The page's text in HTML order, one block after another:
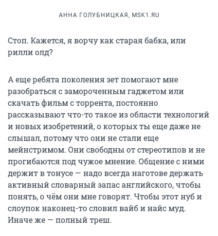
АННА ГОЛУБНИЦКАЯ, MSK1.RU
Стоп. Кажется, я ворчу как старая бабка, или
рилли олд?
А еще ребята поколения зет помогают мне
разобраться с замороченным гаджетом или
скачать фильм с торрента, постоянно
рассказывают что-то такое из области технологий
и новых изобретений, о которых ты еще даже не
слышал, потому что они не стали еще
мейнстримом. Они свободны от стереотипов и не
прогибаются под чужое мнение. Общение с ними
держит в тонусе — надо всегда наготове держать
активный словарный запас английского, чтобы
понять, о чём они мне говорят. Чтобы этот нуб и
слоупок наконец-то словил вайб и найс муд.
Иначе же — полный треш.